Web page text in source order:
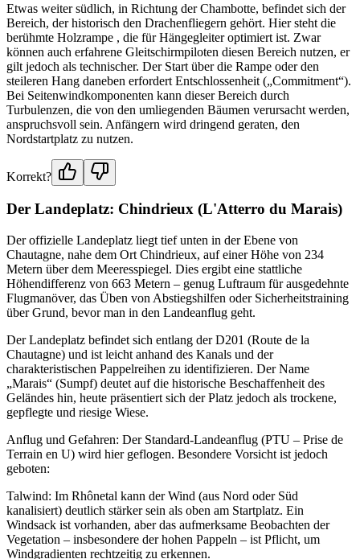
Etwas weiter südlich, in Richtung der Chambotte, befindet sich der
Bereich, der historisch den Drachenfliegern gehört. Hier steht die
berühmte Holzrampe , die für Hängegleiter optimiert ist. Zwar
können auch erfahrene Gleitschirmpiloten diesen Bereich nutzen, er
gilt jedoch als technischer. Der Start über die Rampe oder den
steileren Hang daneben erfordert Entschlossenheit („Commitment“).
Bei Seitenwindkomponenten kann dieser Bereich durch
Turbulenzen, die von den umliegenden Bäumen verursacht werden,
anspruchsvoll sein. Anfängern wird dringend geraten, den
Nordstartplatz zu nutzen.
Korrekt?
Der Landeplatz: Chindrieux (L'Atterro du Marais)
Der offizielle Landeplatz liegt tief unten in der Ebene von
Chautagne, nahe dem Ort Chindrieux, auf einer Höhe von 234
Metern über dem Meeresspiegel. Dies ergibt eine stattliche
Höhendifferenz von 663 Metern – genug Luftraum für ausgedehnte
Flugmanöver, das Üben von Abstiegshilfen oder Sicherheitstraining
über Grund, bevor man in den Landeanflug geht.
Der Landeplatz befindet sich entlang der D201 (Route de la
Chautagne) und ist leicht anhand des Kanals und der
charakteristischen Pappelreihen zu identifizieren. Der Name
„Marais“ (Sumpf) deutet auf die historische Beschaffenheit des
Geländes hin, heute präsentiert sich der Platz jedoch als trockene,
gepflegte und riesige Wiese.
Anflug und Gefahren: Der Standard-Landeanflug (PTU – Prise de
Terrain en U) wird hier geflogen. Besondere Vorsicht ist jedoch
geboten:
Talwind: Im Rhônetal kann der Wind (aus Nord oder Süd
kanalisiert) deutlich stärker sein als oben am Startplatz. Ein
Windsack ist vorhanden, aber das aufmerksame Beobachten der
Vegetation – insbesondere der hohen Pappeln – ist Pflicht, um
Windgradienten rechtzeitig zu erkennen.